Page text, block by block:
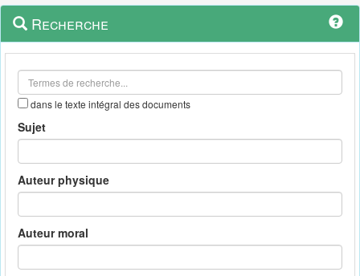
Navigation
outils
Menu
contextuel
Recherche
dans le texte intégral des documents
Sujet
Auteur physique
Auteur moral